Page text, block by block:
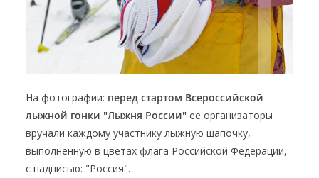
На фотографии: перед стартом Всероссийской
лыжной гонки "Лыжня России" ее организаторы
вручали каждому участнику лыжную шапочку,
выполненную в цветах флага Российской Федерации,
с надписью: "Россия".